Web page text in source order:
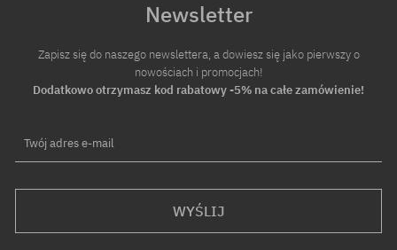
Newsletter
Zapisz się do naszego newslettera, a dowiesz się jako pierwszy o
nowościach i promocjach!
Dodatkowo otrzymasz kod rabatowy -5% na całe zamówienie!
Twój adres e-mail
WYŚLIJ